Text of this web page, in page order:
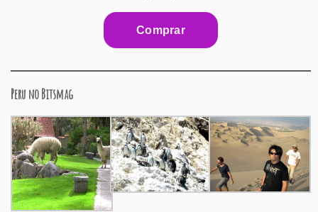
Peru no Bitsmag